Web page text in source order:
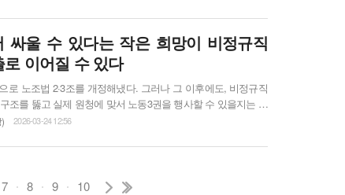
계획에는 발전소 노동자의 총고용 보장이 들어갈 여지는 없
싸울 수 있다는 작은 희망이 비정규직
이어질 수 있다
로 노조법 2·3조를 개정해냈다. 그러나 그 이후에도, 비정규직
조를 뚫고 실제 원청에 맞서 노동3권을 행사할 수 있을지는 여
플랫폼, 프리랜서 등 이 땅 모든 비정규직 노동자들에게는 켜
천이다. 3월 6일, 차별철폐! 원청교섭 쟁취! 민주노총 울산본부 결의대회 ...
2026-03-24 12:56
7 8 9 10